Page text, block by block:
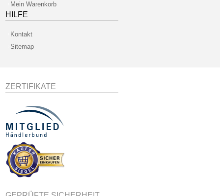
Mein Warenkorb
HILFE
Kontakt
Sitemap
ZERTIFIKATE